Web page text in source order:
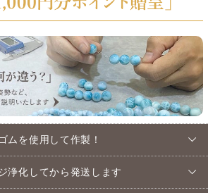
ムを使用して作製！
浄化してから発送します